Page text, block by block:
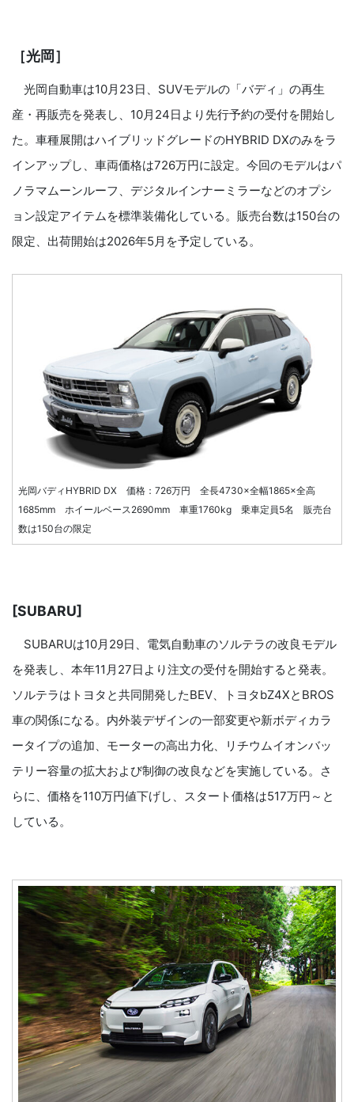
［光岡］
光岡自動車は10月23日、SUVモデルの「バディ」の再生
産・再販売を発表し、10月24日より先行予約の受付を開始し
た。車種展開はハイブリッドグレードのHYBRID DXのみをラ
インアップし、車両価格は726万円に設定。今回のモデルはパ
ノラマムーンルーフ、デジタルインナーミラーなどのオプシ
ョン設定アイテムを標準装備化している。販売台数は150台の
限定、出荷開始は2026年5月を予定している。
光岡バディHYBRID DX 価格：726万円 全長4730×全幅1865×全高
1685mm ホイールベース2690mm 車重1760kg 乗車定員5名 販売台
数は150台の限定
[SUBARU]
SUBARUは10月29日、電気自動車のソルテラの改良モデル
を発表し、本年11月27日より注文の受付を開始すると発表。
ソルテラはトヨタと共同開発したBEV、トヨタbZ4XとBROS
車の関係になる。内外装デザインの一部変更や新ボディカラ
ータイプの追加、モーターの高出力化、リチウムイオンバッ
テリー容量の拡大および制御の改良などを実施している。さ
らに、価格を110万円値下げし、スタート価格は517万円～と
している。